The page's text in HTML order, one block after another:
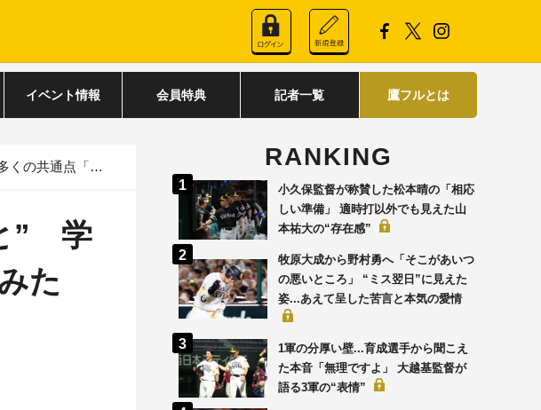
イベント情報 会員特典 記者一覧 鷹フルとは
点「弟みたい」
” 学
た
RANKING
小久保監督が称賛した松本晴の「相応
しい準備」 適時打以外でも見えた山
本祐大の“存在感”
牧原大成から野村勇へ「そこがあいつ
の悪いところ」 “ミス翌日”に見えた
姿...あえて呈した苦言と本気の愛情
1軍の分厚い壁...育成選手から聞こえ
た本音「無理ですよ」 大越基監督が
語る3軍の“表情”